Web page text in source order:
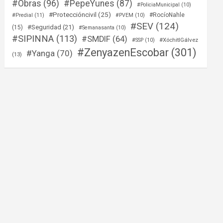
#Obras (96) #PepeYunes (87) #PoliciaMunicipal (10)
#Predial (11) #Proteccióncivil (25) #PVEM (10)
#RocíoNahle
(15)
#Seguridad (21) #Semanasanta (10) #SEV (124)
#SIPINNA (113) #SMDIF (64) #SSP (10) #XóchitlGálvez
(13) #Yanga (70) #ZenyazenEscobar (301)